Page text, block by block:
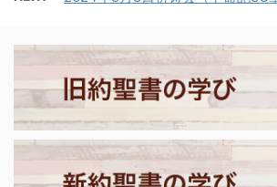
リストラとイコニオンの
であった。パウロはこの
テモテを一緒に連れて行
きたかったので、その地
方に住むユダヤ人の手前
...
る。 -
王に、
の臣下
ます。
らがエ
地に葬られるか、いずれ
にしても罪人の遺体は租
末な扱いを受けていた。
しかし、イエスの遺体
は、アリマタヤのヨセフ
に引き取られ、新しい墓
に葬られた。男の弟子た